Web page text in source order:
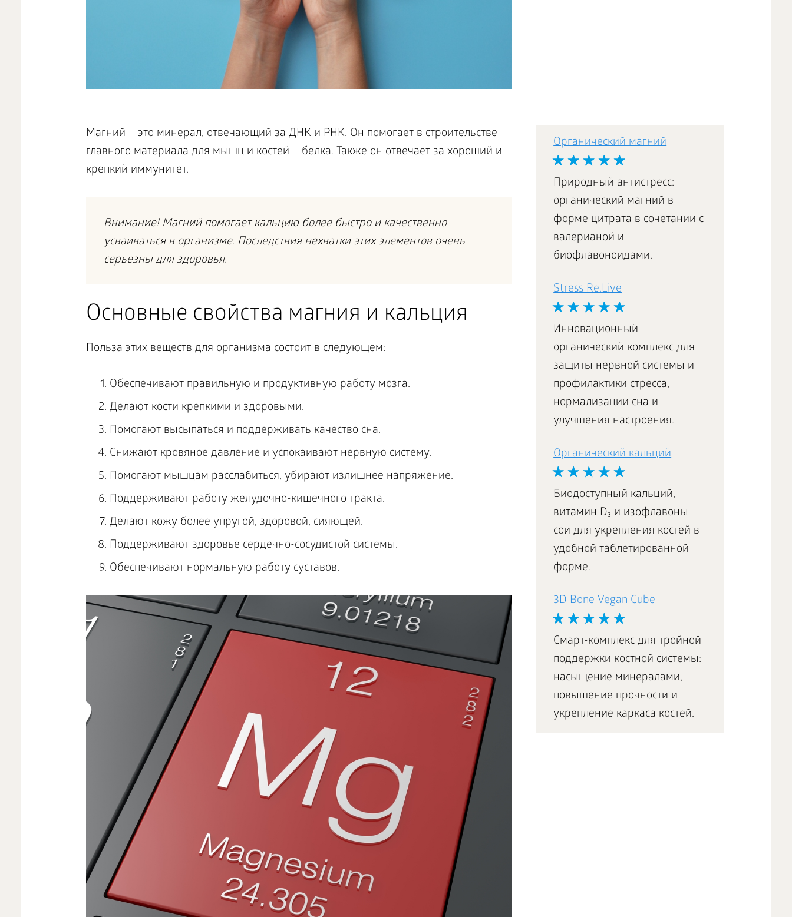
Органический магний
Природный антистресс:
органический магний в
форме цитрата в сочетании с
валерианой и
биофлавоноидами.
Stress Re.Live
Инновационный
органический комплекс для
защиты нервной системы и
профилактики стресса,
нормализации сна и
улучшения настроения.
Органический кальций
Биодоступный кальций,
витамин D₃ и изофлавоны
сои для укрепления костей в
удобной таблетированной
форме.
3D Bone Vegan Cube
Смарт-комплекс для тройной
поддержки костной системы:
насыщение минералами,
повышение прочности и
укрепление каркаса костей.
Магний – это минерал, отвечающий за ДНК и РНК. Он помогает в строительстве
главного материала для мышц и костей – белка. Также он отвечает за хороший и
крепкий иммунитет.
Внимание! Магний помогает кальцию более быстро и качественно
усваиваться в организме. Последствия нехватки этих элементов очень
серьезны для здоровья.
Основные свойства магния и кальция
Польза этих веществ для организма состоит в следующем:
Обеспечивают правильную и продуктивную работу мозга.
Делают кости крепкими и здоровыми.
Помогают высыпаться и поддерживать качество сна.
Снижают кровяное давление и успокаивают нервную систему.
Помогают мышцам расслабиться, убирают излишнее напряжение.
Поддерживают работу желудочно-кишечного тракта.
Делают кожу более упругой, здоровой, сияющей.
Поддерживают здоровье сердечно-сосудистой системы.
Обеспечивают нормальную работу суставов.